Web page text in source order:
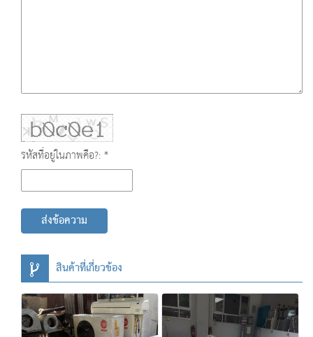
รหัสที่อยู่ในภาพคือ?: *
ส่งข้อความ
สินค้าที่เกี่ยวข้อง